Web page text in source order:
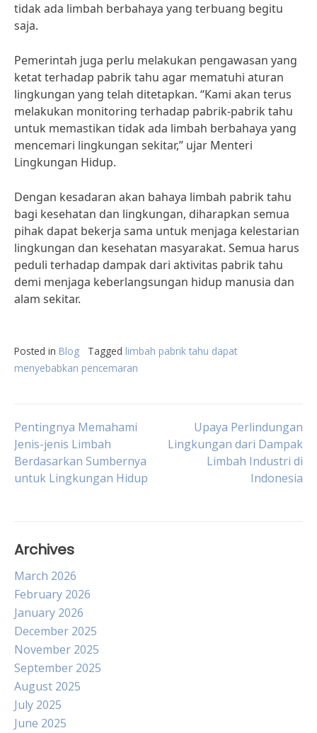
tidak ada limbah berbahaya yang terbuang begitu
saja.
Pemerintah juga perlu melakukan pengawasan yang
ketat terhadap pabrik tahu agar mematuhi aturan
lingkungan yang telah ditetapkan. “Kami akan terus
melakukan monitoring terhadap pabrik-pabrik tahu
untuk memastikan tidak ada limbah berbahaya yang
mencemari lingkungan sekitar,” ujar Menteri
Lingkungan Hidup.
Dengan kesadaran akan bahaya limbah pabrik tahu
bagi kesehatan dan lingkungan, diharapkan semua
pihak dapat bekerja sama untuk menjaga kelestarian
lingkungan dan kesehatan masyarakat. Semua harus
peduli terhadap dampak dari aktivitas pabrik tahu
demi menjaga keberlangsungan hidup manusia dan
alam sekitar.
Posted in Blog Tagged limbah pabrik tahu dapat
menyebabkan pencemaran
Post
navigation
Pentingnya Memahami
Jenis-jenis Limbah
Berdasarkan Sumbernya
untuk Lingkungan Hidup
Upaya Perlindungan
Lingkungan dari Dampak
Limbah Industri di
Indonesia
Archives
March 2026
February 2026
January 2026
December 2025
November 2025
September 2025
August 2025
July 2025
June 2025